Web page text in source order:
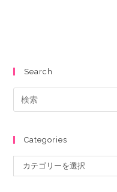
Search
Categories
カテゴリーを選択